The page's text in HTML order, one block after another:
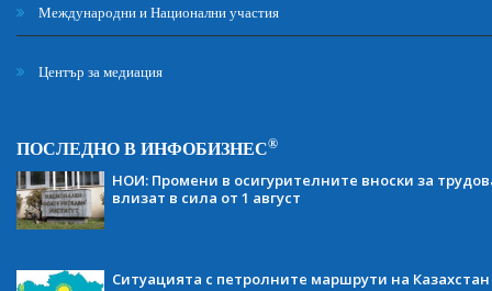
Международни и Национални участия
Център за медиация
ПОСЛЕДНО В ИНФОБИЗНЕС®
НОИ: Промени в осигурителните вноски за
влизат в сила от 1 август
Ситуацията с петролните маршрути на Казахстан